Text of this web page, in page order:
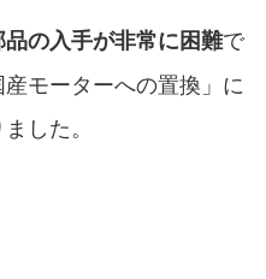
の入手が非常に困難で
モーターへの置換」に
した。